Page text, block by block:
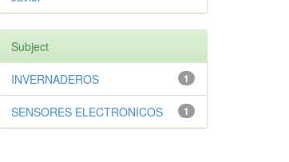
Subject
1
INVERNADEROS
1
SENSORES ELECTRONICOS